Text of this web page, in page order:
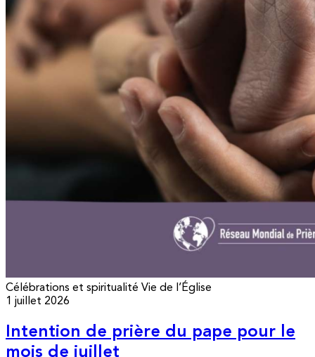
Célébrations et spiritualité Vie de l’Église
1 juillet 2026
Intention de prière du pape pour le
mois de juillet